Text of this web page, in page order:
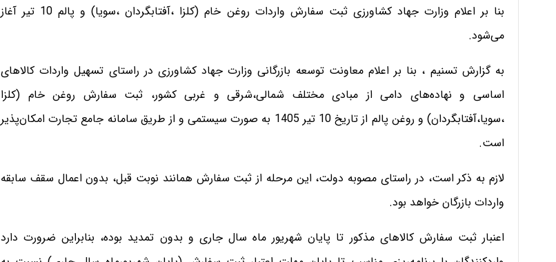
بنا بر اعلام وزارت جهاد کشاورزی ثبت سفارش واردات روغن خام (کلزا ،آفتابگردان ،سویا) و پالم 10 تیر آغاز
می‌شود.
به گزارش تسنیم ، بنا بر اعلام معاونت توسعه بازرگانی وزارت جهاد کشاورزی در راستای تسهیل واردات کالاهای
اساسی و نهاده‌های دامی از مبادی مختلف شمالی،شرقی و غربی کشور، ثبت سفارش روغن خام (کلزا
،سویا،آفتابگردان) و روغن پالم از تاریخ 10 تیر 1405 به صورت سیستمی و از طریق سامانه جامع تجارت امکان‌پذیر
است.
لازم به ذکر است، در راستای مصوبه دولت، این مرحله از ثبت سفارش همانند نوبت قبل، بدون اعمال سقف سابقه
واردات بازرگان خواهد بود.
اعنبار ثبت سفارش کالاهای مذکور تا پایان شهریور ماه سال جاری و بدون تمدید بوده، بنابراین ضرورت دارد